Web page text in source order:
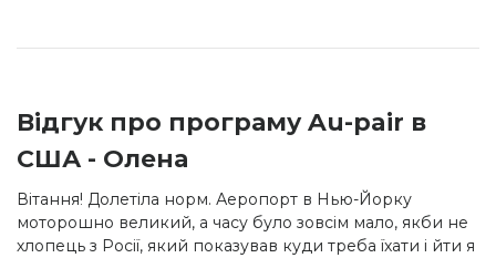
Відгук про програму Au-pair в
США - Олена
Вітання! Долетіла норм. Аеропорт в Нью-Йорку
моторошно великий, а часу було зовсім мало, якби не
хлопець з Росії, який показував куди треба їхати і йти я